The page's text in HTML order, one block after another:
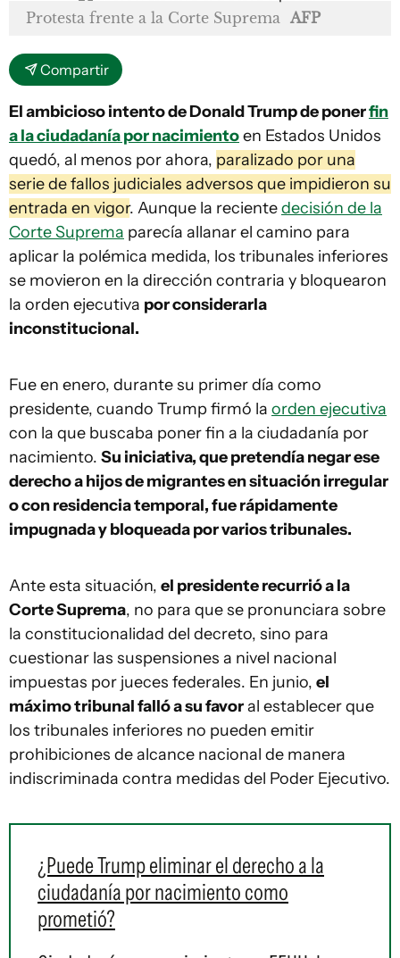
Protesta frente a la Corte Suprema AFP
Compartir
El ambicioso intento de Donald Trump de ponerfin
a la ciudadanía por nacimientoen Estados Unidos
quedó, al menos por ahora, paralizado por una
serie de fallos judiciales adversos que impidieron su
entrada en vigor. Aunque la recientedecisión de la
Corte Suprema parecía allanar el camino para
aplicar la polémica medida, los tribunales inferiores
se movieron en la dirección contraria y bloquearon
la orden ejecutiva por considerarla
inconstitucional.
Fue en enero, durante su primer día como
presidente, cuando Trump firmó la orden ejecutiva
con la que buscaba poner fin a la ciudadanía por
nacimiento. Su iniciativa, que pretendía negar ese
derecho a hijos de migrantes en situación irregular
o con residencia temporal, fue rápidamente
impugnada y bloqueada por varios tribunales.
Ante esta situación, el presidente recurrió a la
Corte Suprema, no para que se pronunciara sobre
la constitucionalidad del decreto, sino para
cuestionar las suspensiones a nivel nacional
impuestas por jueces federales. En junio, el
máximo tribunal falló a su favoral establecer que
los tribunales inferiores no pueden emitir
prohibiciones de alcance nacional de manera
indiscriminada contra medidas del Poder Ejecutivo.
¿Puede Trump eliminar el derecho a la
ciudadanía por nacimiento como
prometió?